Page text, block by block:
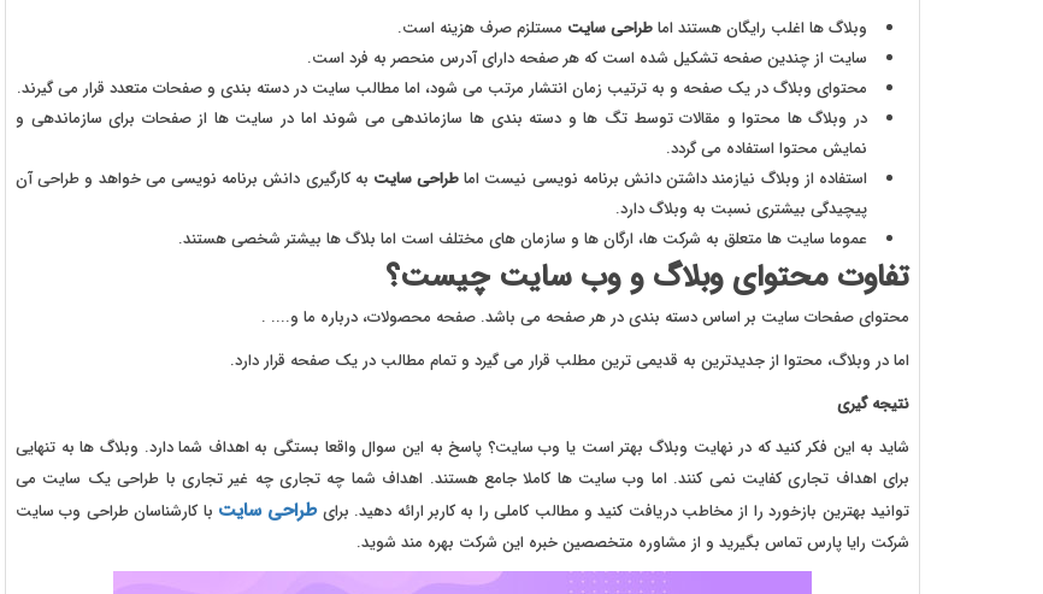
وبلاگ ها اغلب رایگان هستند اماطراحی سایت مستلزم صرف هزینه است.
سایت از چندین صفحه تشکیل شده است که هر صفحه دارای آدرس منحصر به فرد است.
محتوای وبلاگ در یک صفحه و به ترتیب زمان انتشار مرتب می شود، اما مطالب سایت در دسته بندی و صفحات متعدد قرار می گیرند.
در وبلاگ ها محتوا و مقالات توسط تگ ها و دسته بندی ها سازماندهی می شوند اما در سایت ها از صفحات برای سازماندهی و
نمایش محتوا استفاده می گردد.
استفاده از وبلاگ نیازمند داشتن دانش برنامه نویسی نیست اماطراحی سایت به کارگیری دانش برنامه نویسی می خواهد و طراحی آن
پیچیدگی بیشتری نسبت به وبلاگ دارد.
عموما سایت ها متعلق به شرکت ها، ارگان ها و سازمان های مختلف است اما بلاگ ها بیشتر شخصی هستند.
تفاوت محتوای وبلاگ و وب سایت چیست؟
محتوای صفحات سایت بر اساس دسته بندی در هر صفحه می باشد. صفحه محصولات، درباره ما و.... .
اما در وبلاگ، محتوا از جدیدترین به قدیمی ترین مطلب قرار می گیرد و تمام مطالب در یک صفحه قرار دارد.
نتیجه گیری
شاید به این فکر کنید که در نهایت وبلاگ بهتر است یا وب سایت؟ پاسخ به این سوال واقعا بستگی به اهداف شما دارد. وبلاگ ها به تنهایی
برای اهداف تجاری کفایت نمی کنند. اما وب سایت ها کاملا جامع هستند. اهداف شما چه تجاری چه غیر تجاری با طراحی یک سایت می
توانید بهترین بازخورد را از مخاطب دریافت کنید و مطالب کاملی را به کاربر ارائه دهید. برایطراحی سایت با کارشناسان طراحی وب سایت
شرکت رایا پارس تماس بگیرید و از مشاوره متخصصین خبره این شرکت بهره مند شوید.